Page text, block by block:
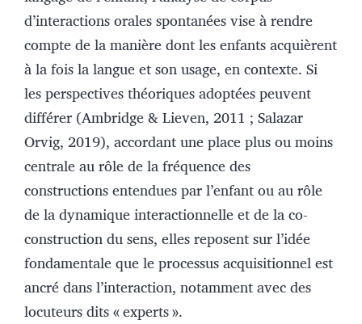
d’interactions orales spontanées vise à rendre
compte de la manière dont les enfants acquièrent
à la fois la langue et son usage, en contexte. Si
les perspectives théoriques adoptées peuvent
différer (Ambridge & Lieven, 2011 ; Salazar
Orvig, 2019), accordant une place plus ou moins
centrale au rôle de la fréquence des
constructions entendues par l’enfant ou au rôle
de la dynamique interactionnelle et de la co-
construction du sens, elles reposent sur l’idée
fondamentale que le processus acquisitionnel est
ancré dans l’interaction, notamment avec des
locuteurs dits « experts ».